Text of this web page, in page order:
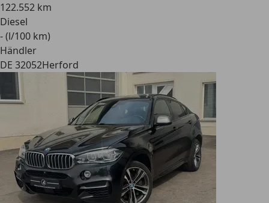
122.552 km
Diesel
- (l/100 km)
Händler
DE 32052Herford